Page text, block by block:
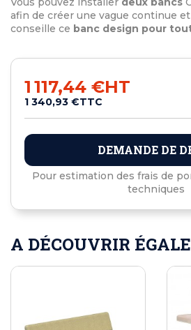
afin de créer une vague continue et
conseille ce banc design pour
1 117,44 €HT
1 340,93 €TTC
DEMANDE DE
Pour estimation des frais de
techniques
A DÉCOUVRIR